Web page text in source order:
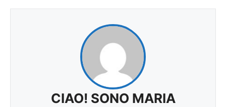
CIAO! SONO MARIA